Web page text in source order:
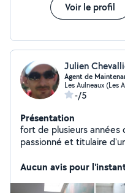
Voir le profil
Julien
Agent de
Les Aulneaux (Les
-/5
Présentation
fort de plusieurs
passionné et titulaire
que Agent de
Aucun avis pour